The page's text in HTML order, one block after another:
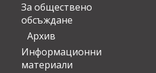
За обществено
обсъждане
Архив
Информационни
материали